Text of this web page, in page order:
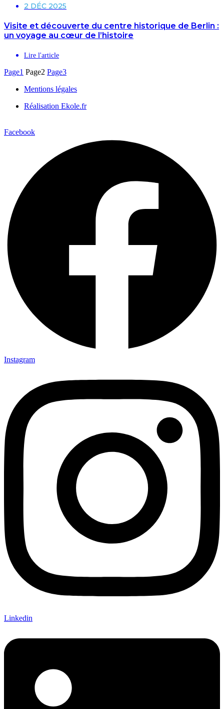
2 DÉC 2025
Visite et découverte du centre historique de Berlin :
un voyage au cœur de l’histoire
Lire l'article
Page1 Page2 Page3
Mentions légales
Réalisation Ekole.fr
Facebook
Instagram
Linkedin